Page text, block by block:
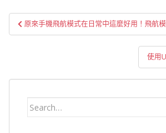
文
章
原來手機飛航模式在日常中這麼好用！飛航
使用
Search